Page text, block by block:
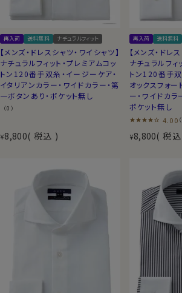
て、高級な素材に形態安定やイージー
どの加工をすることは考えられない冒
上質綿１００％のソフトな風合いや光
る見栄えを最大限活かしつつ、しわにな
い加工を施し、洗濯後のお手入れを簡
たしました。
再入荷 送料無料 ナチュラルフィット
【メンズ・ドレスシャツ・ワイシャツ】
ナチュラルフィット・プレミアムコッ
トン120番手双糸・イージーケア・
イタリアンカラー・ワイドカラー・第
一ボタンあり・ポケット無し
（0）
¥8,800 税込
再入荷 送料無料
【メンズ・ドレ
ナチュラルフィ
トン120番手双
オックスフォー
ー・ワイドカラ
ポケット無し
4.00
¥8,800 税込